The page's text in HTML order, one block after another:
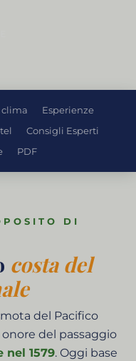
clima
Esperienze
Consigli Esperti
PDF
DI
costa del
del Pacifico
del passaggio
nel 1579. Oggi base